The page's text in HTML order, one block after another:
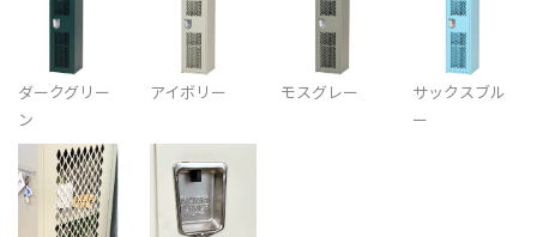
ダークグリー
ン
アイボリー モスグレー
サックスブル
ー